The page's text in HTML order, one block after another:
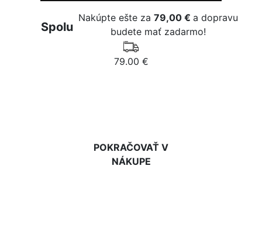
Spolu
Nakúpte ešte za79,00 €a dopravu
budete mať zadarmo!
79.00 €
POKRAČOVAŤ V
NÁKUPE